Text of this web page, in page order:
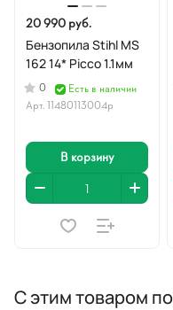
20 990 руб.
Бензопила Stihl MS
162 14* Picco 1.1мм
0
Есть в наличии
Арт.11480113004р
В корзину
С этим товаром